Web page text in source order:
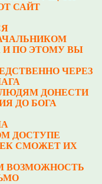
САЙТ
И ПО ЭТОМУ ВЫ
ЧЕРЕЗ
ДОНЕСТИ
ДО БОГА
ДОСТУПЕ
СМОЖЕТ ИХ
ВОЗМОЖНОСТЬ